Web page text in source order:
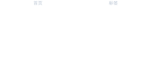
首页 标签